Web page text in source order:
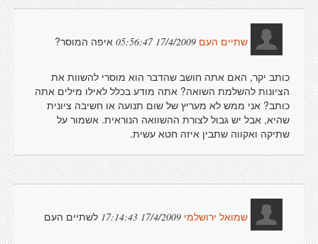
שתיים העם 17/4/2009 05:56:47 איפה המוסר?
כותב יקר, האם אתה חושב שהדבר הוא מוסרי להשוות את
הציונות להשלמת השואה? אתה מודע בכלל לאילו מילים אתה
כותב? אני ממש לא מעריץ של שום תנועה או חשיבה ציונית
שהיא, אבל יש גבול לצורת ההשוואה הנוראית. אשמור על
שתיקה ואקווה שתבין איזה חטא עשית.
שמואל ירושלמי 17/4/2009 17:14:43 לשתיים העם